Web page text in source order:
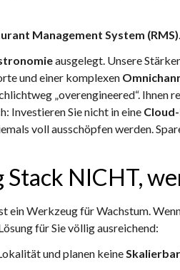
Management System (RMS).
ausgelegt. Unsere
und einer komplexen
„overengineered“. Ihnen
Investieren Sie nicht in eine
voll ausschöpfen werden.
NICHT,
ein Werkzeug für Wachstum.
für Sie völlig ausreichend:
und planen keine